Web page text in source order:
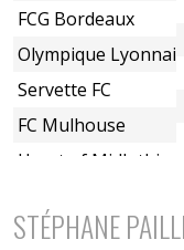
FCG Bordeaux
Olympique Lyonnais
Servette FC
FC Mulhouse
Heart of Midlothian
STÉPHANE